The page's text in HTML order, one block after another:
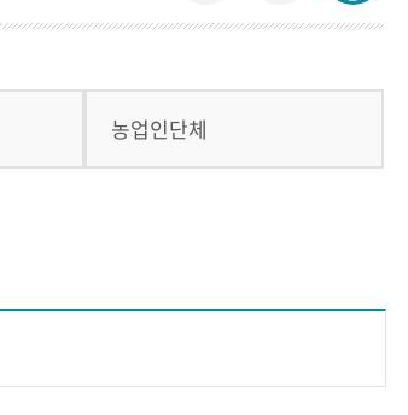
농업인단체